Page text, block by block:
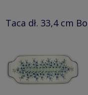
Taca dł. 33,4 cm